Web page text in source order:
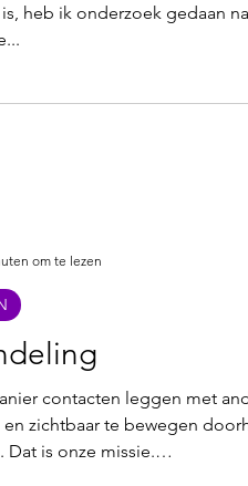
heb ik onderzoek gedaan
contacten leggen met
zichtbaar te bewegen
Dat is onze missie.
om te lezen